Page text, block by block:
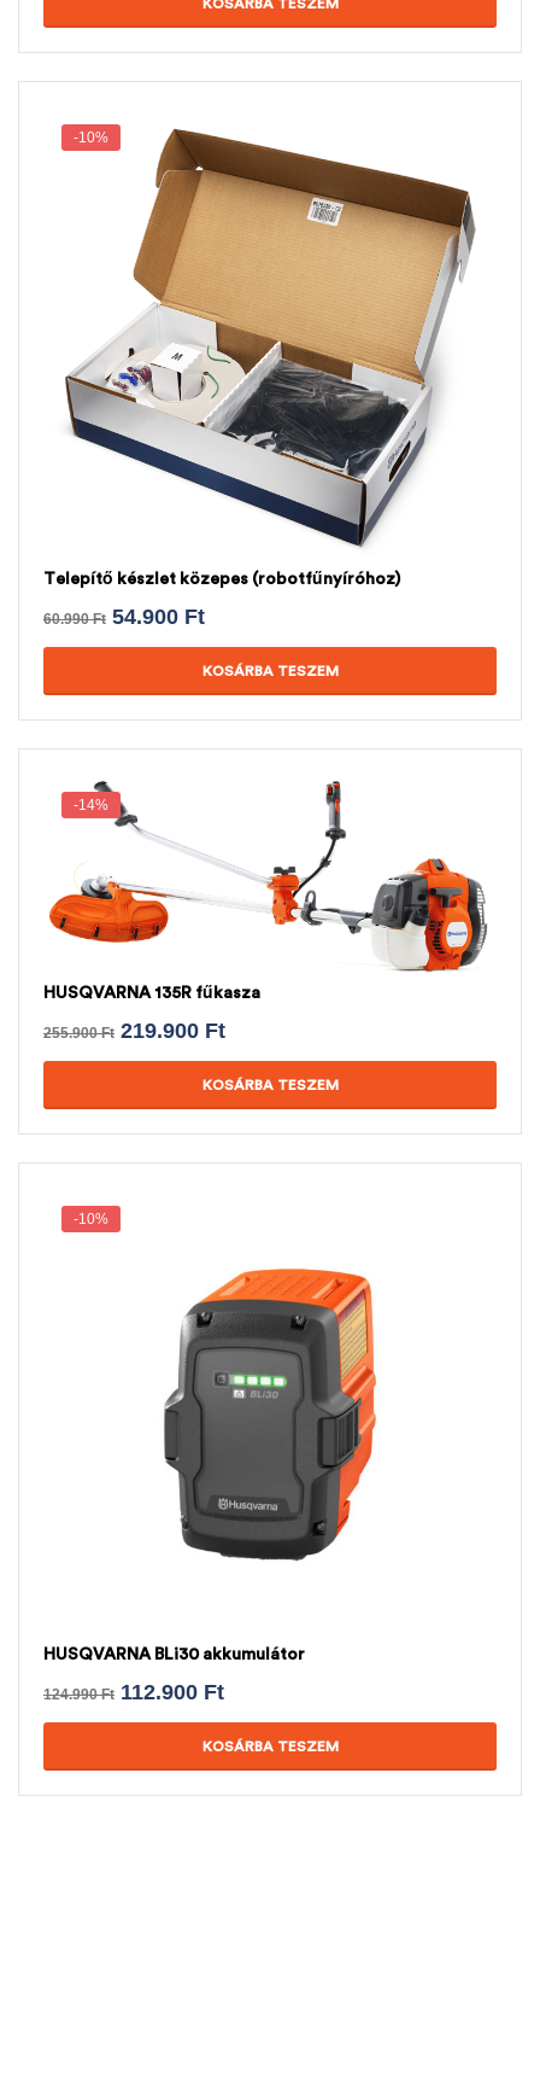
KOSÁRBA TESZEM
-10%
Telepítő készlet közepes (robotfűnyíróhoz)
60.990Ft 54.900 Ft
KOSÁRBA TESZEM
-14%
HUSQVARNA 135R fűkasza
255.900Ft 219.900 Ft
KOSÁRBA TESZEM
-10%
HUSQVARNA BLi30 akkumulátor
124.990Ft 112.900 Ft
KOSÁRBA TESZEM